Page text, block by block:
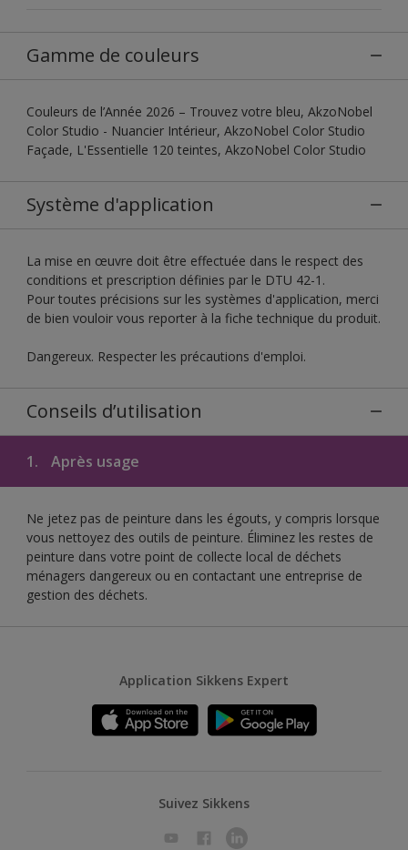
Gamme de couleurs
Couleurs de l’Année 2026 – Trouvez votre bleu, AkzoNobel
Color Studio - Nuancier Intérieur, AkzoNobel Color Studio
Façade, L'Essentielle 120 teintes, AkzoNobel Color Studio
Système d'application
La mise en œuvre doit être effectuée dans le respect des
conditions et prescription définies par le DTU 42-1.
Pour toutes précisions sur les systèmes d'application, merci
de bien vouloir vous reporter à la fiche technique du produit.
Dangereux. Respecter les précautions d'emploi.
Conseils d’utilisation
1. Après usage
Ne jetez pas de peinture dans les égouts, y compris lorsque
vous nettoyez des outils de peinture. Éliminez les restes de
peinture dans votre point de collecte local de déchets
ménagers dangereux ou en contactant une entreprise de
gestion des déchets.
Application Sikkens Expert
Suivez Sikkens